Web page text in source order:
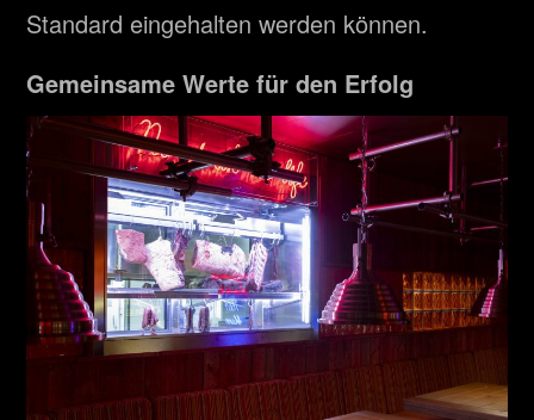
Standard eingehalten werden können.
Gemeinsame Werte für den Erfolg